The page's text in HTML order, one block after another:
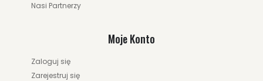
Nasi Partnerzy
Moje Konto
Zaloguj się
Zarejestruj się